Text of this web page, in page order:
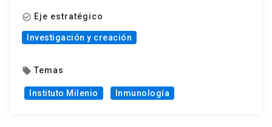
check_circle_outline Eje estratégico
Investigación y creación
local_offer Temas
Instituto Milenio Inmunología